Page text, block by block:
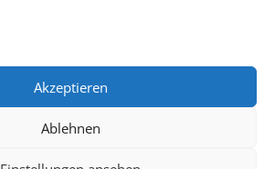
Akzeptieren
Ablehnen
Wartungsbedingungen